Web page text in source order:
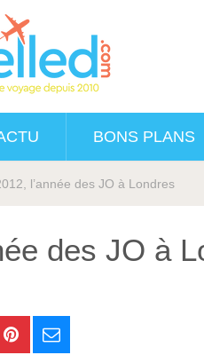
BONS PLANS
l’année des JO à Londres
des JO à